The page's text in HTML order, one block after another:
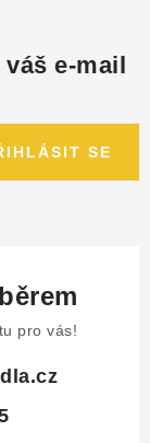
e-mail
SE
pro vás!